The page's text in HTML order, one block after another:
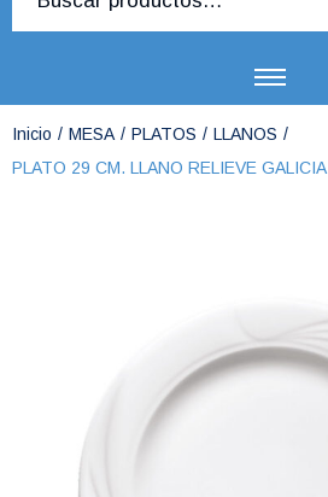
Inicio / MESA / PLATOS / LLANOS /
PLATO 29 CM. LLANO RELIEVE GALICIA